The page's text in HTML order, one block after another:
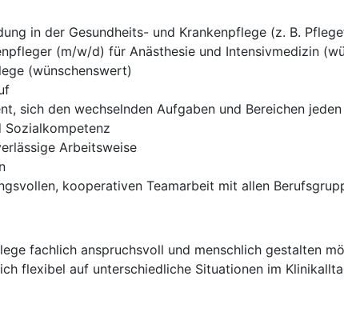
in der Gesundheits- und Krankenpflege (z. B.
(m/w/d) für Anästhesie und Intensivmedizin
(wünschenswert)
sich den wechselnden Aufgaben und Bereichen
Sozialkompetenz
Arbeitsweise
kooperativen Teamarbeit mit allen
fachlich anspruchsvoll und menschlich gestalten
flexibel auf unterschiedliche Situationen im